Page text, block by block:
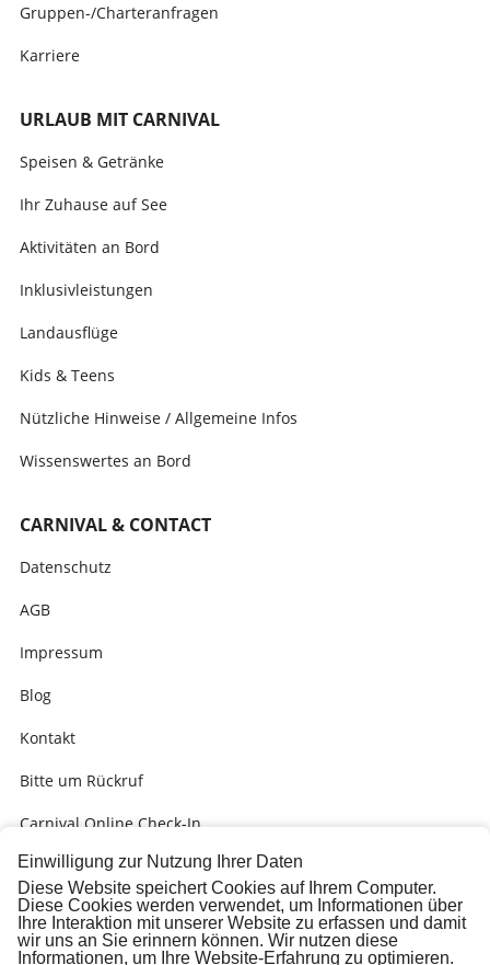
Gruppen-/Charteranfragen
Karriere
URLAUB MIT CARNIVAL
Speisen & Getränke
Ihr Zuhause auf See
Aktivitäten an Bord
Inklusivleistungen
Landausflüge
Kids & Teens
Nützliche Hinweise / Allgemeine Infos
Wissenswertes an Bord
CARNIVAL & CONTACT
Datenschutz
AGB
Impressum
Blog
Kontakt
Bitte um Rückruf
Carnival Online Check-In
Kabinengrüsse
Presse
Carnival Check-In Ausfüllhilfe (PDF)
Einwilligung zur Nutzung Ihrer Daten
Diese Website speichert Cookies auf Ihrem Computer.
Diese Cookies werden verwendet, um Informationen über
Ihre Interaktion mit unserer Website zu erfassen und damit
wir uns an Sie erinnern können. Wir nutzen diese
Informationen, um Ihre Website-Erfahrung zu optimieren.